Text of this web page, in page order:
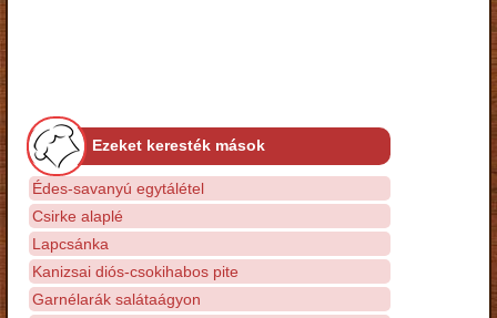
Ezeket keresték mások
Édes-savanyú egytálétel
Csirke alaplé
Lapcsánka
Kanizsai diós-csokihabos pite
Garnélarák salátaágyon